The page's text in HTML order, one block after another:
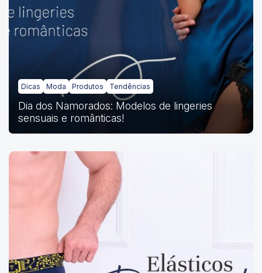
Dicas Moda Produtos Tendências
Dia dos Namorados: Modelos de lingeries
sensuais e românticas!